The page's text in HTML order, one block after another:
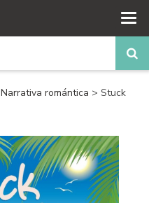
Narrativa romántica > Stuck